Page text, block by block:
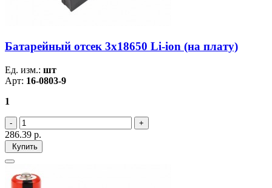
Батарейный отсек 3х18650 Li-ion (на плату)
Ед. изм.: шт
Арт: 16-0803-9
1
286.39 р.
Купить